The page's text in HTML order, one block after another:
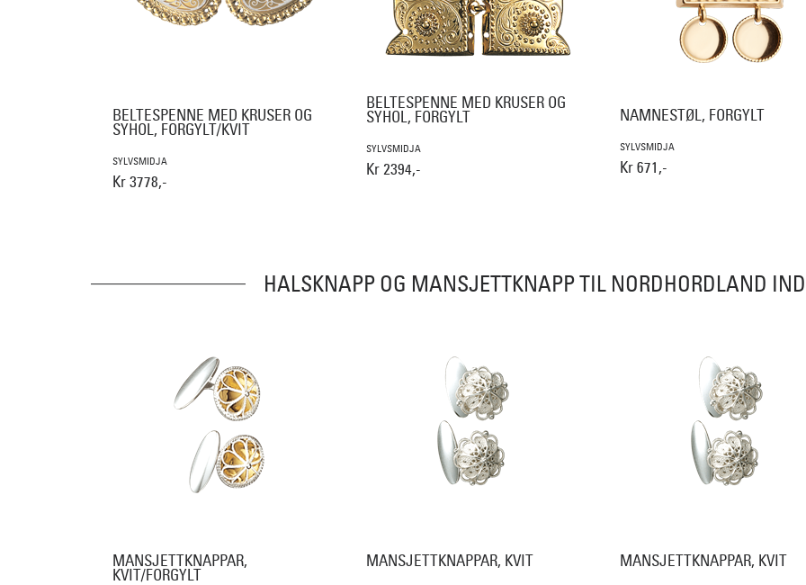
BELTESPENNE MED KRUSER OG
SYHOL, FORGYLT/KVIT
SYLVSMIDJA
Kr 3778,-
BELTESPENNE MED KRUSER OG
SYHOL, FORGYLT
SYLVSMIDJA
Kr 2394,-
NAMNESTØL, FORGYLT
SYLVSMIDJA
Kr 671,-
HALSKNAPP OG MANSJETTKNAPP TIL NORDHORDLAND
MANSJETTKNAPPAR,
KVIT/FORGYLT
MANSJETTKNAPPAR, KVIT MANSJETTKNAPPAR, KVIT